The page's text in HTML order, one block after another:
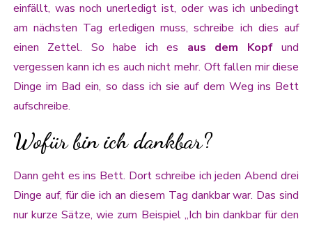
einfällt, was noch unerledigt ist, oder was ich unbedingt
am nächsten Tag erledigen muss, schreibe ich dies auf
einen Zettel. So habe ich es aus dem Kopfund
vergessen kann ich es auch nicht mehr. Oft fallen mir diese
Dinge im Bad ein, so dass ich sie auf dem Weg ins Bett
aufschreibe.
Wofür bin ich dankbar?
Dann geht es ins Bett. Dort schreibe ich jeden Abend drei
Dinge auf, für die ich an diesem Tag dankbar war. Das sind
nur kurze Sätze, wie zum Beispiel „Ich bin dankbar für den